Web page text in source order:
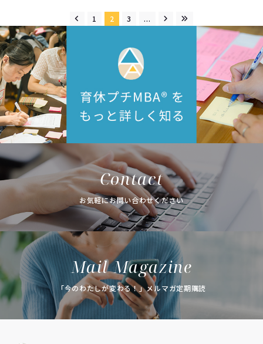
1 2 3 ...
Contact
お気軽にお問い合わせください
Mail Magazine
「今のわたしが変わる！」メルマガ定期購読